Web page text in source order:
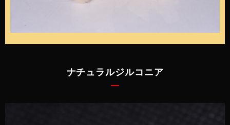
ナチュラルジルコニア